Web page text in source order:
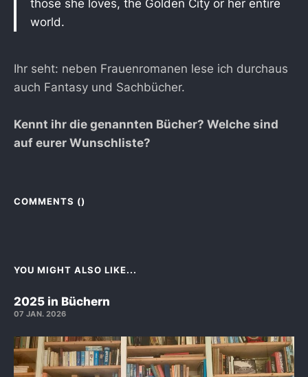
those she loves, the Golden City or her entire
world.
Ihr seht: neben Frauenromanen lese ich durchaus
auch Fantasy und Sachbücher.
Kennt ihr die genannten Bücher? Welche sind
auf eurer Wunschliste?
COMMENTS ()
YOU MIGHT ALSO LIKE...
2025 in Büchern
07 JAN. 2026